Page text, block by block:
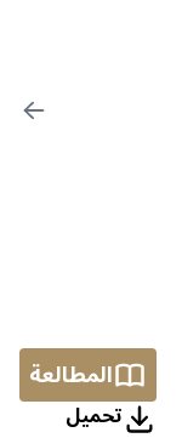
المطالعة
تحمیل